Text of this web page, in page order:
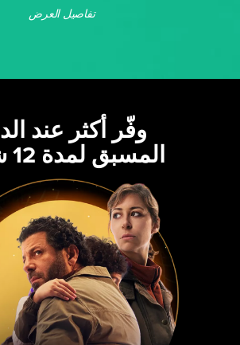
تفاصيل العرض
وفّر أكثر عند
المسبق لمدة 12 شهرًا